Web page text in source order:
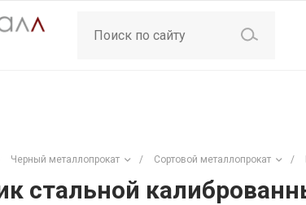
Черный металлопрокат / Сортовой металлопрокат /
стальной